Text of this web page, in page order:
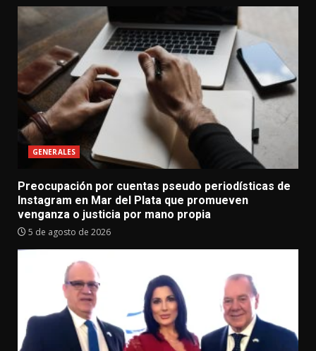
GENERALES
Preocupación por cuentas pseudo periodísticas de
Instagram en Mar del Plata que promueven
venganza o justicia por mano propia
5 de agosto de 2026